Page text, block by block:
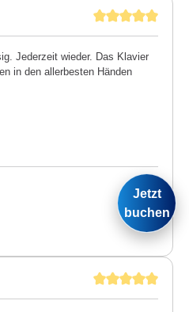
Jederzeit wieder. Das Klavier
in den allerbesten Händen
Jetzt
buchen